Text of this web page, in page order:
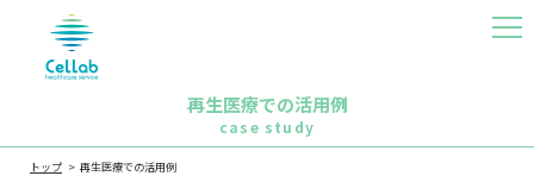
MEN
再生医療での活用例
case study
トップ 再生医療での活用例